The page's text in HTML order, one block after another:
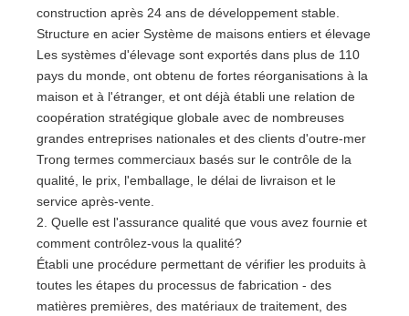
construction après 24 ans de développement stable.
Structure en acier Système de maisons entiers et élevage
Les systèmes d'élevage sont exportés dans plus de 110
pays du monde, ont obtenu de fortes réorganisations à la
maison et à l'étranger, et ont déjà établi une relation de
coopération stratégique globale avec de nombreuses
grandes entreprises nationales et des clients d'outre-mer
Trong termes commerciaux basés sur le contrôle de la
qualité, le prix, l'emballage, le délai de livraison et le
service après-vente.
2. Quelle est l'assurance qualité que vous avez fournie et
comment contrôlez-vous la qualité?
Établi une procédure permettant de vérifier les produits à
toutes les étapes du processus de fabrication - des
matières premières, des matériaux de traitement, des